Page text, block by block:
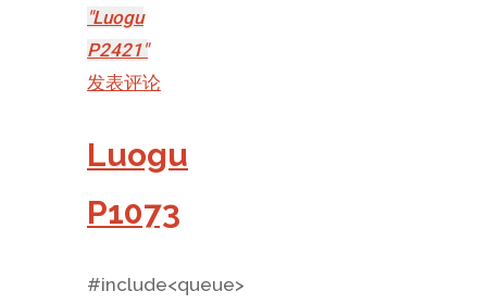
"Luogu
P2421"
发表评论
Luogu
P1073
#include<queue>